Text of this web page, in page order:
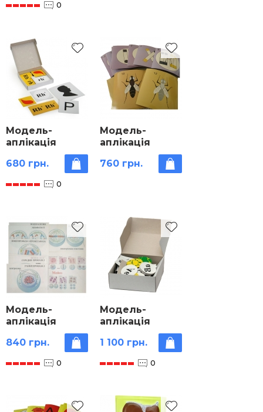
0
Модель-
аплікація
Успадкування
резус-фактора
680 грн.
0
Модель-
аплікація
хромосом
760 грн.
Модель-
аплікація
Схема Мейозу
840 грн.
0
Модель-
аплікація
Дигібридне
схрещування
1 100 грн.
0